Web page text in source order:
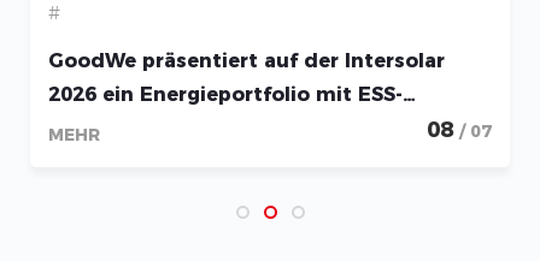
#
GoodWe präsentiert auf der Intersolar
2026 ein Energieportfolio mit ESS-
Lösungen von Micro-Storage bis Utility-
MEHR 08 / 07